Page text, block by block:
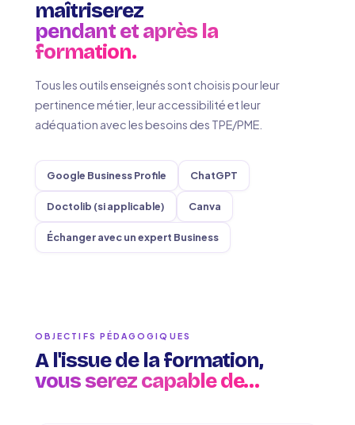
maîtriserez
pendant et après la
formation.
Tous les outils enseignés sont choisis pour leur
pertinence métier, leur accessibilité et leur
adéquation avec les besoins des TPE/PME.
Google Business Profile ChatGPT
Doctolib (si applicable) Canva
Échanger avec un expert Business
OBJECTIFS PÉDAGOGIQUES
A l'issue de la formation,
vous serez capable de…